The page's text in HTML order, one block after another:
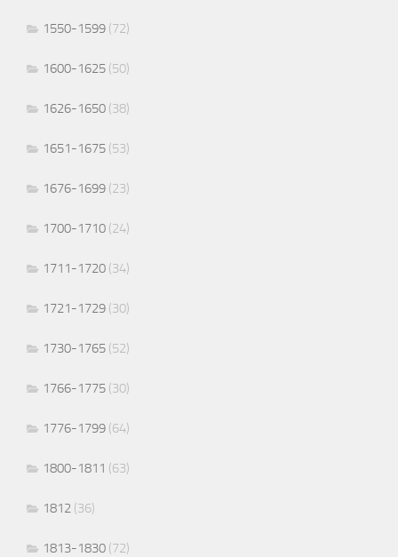
1550-1599 (72)
1600-1625 (50)
1626-1650 (38)
1651-1675 (53)
1676-1699 (23)
1700-1710 (24)
1711-1720 (34)
1721-1729 (30)
1730-1765 (52)
1766-1775 (30)
1776-1799 (64)
1800-1811 (63)
1812 (36)
1813-1830 (72)